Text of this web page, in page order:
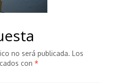
no será publicada. Los
con *